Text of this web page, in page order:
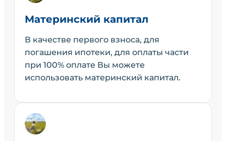
Материнский капитал
В качестве первого взноса, для
погашения ипотеки, для оплаты части
при 100% оплате Вы можете
использовать материнский капитал.